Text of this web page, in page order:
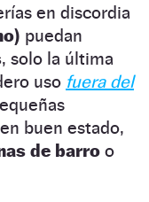
en discordia
puedan
, solo la última
uso fuera del
buen estado,
de barro o